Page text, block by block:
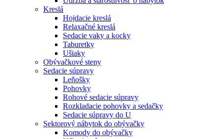
Kreslá
Hojdacie kreslá
Relaxačné kreslá
Sedacie vaky a kocky
Taburetky
Ušiaky
Obývačkové steny
Sedacie súpravy
Leňošky
Pohovky
Rohové sedacie súpravy
Rozkladacie pohovky a sedačky
Sedacie súpravy do U
Sektorový nábytok do obývačky
Komody do obývačky